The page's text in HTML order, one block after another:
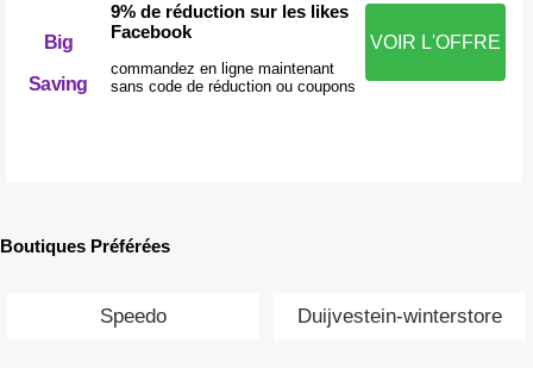
Big
Saving
9% de réduction sur les likes
Facebook
commandez en ligne maintenant
sans code de réduction ou coupons
VOIR L'OFFRE
Boutiques Préférées
Speedo Duijvestein-winterstore